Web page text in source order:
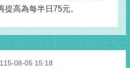
提高為每半日75元。
08-05 15:18